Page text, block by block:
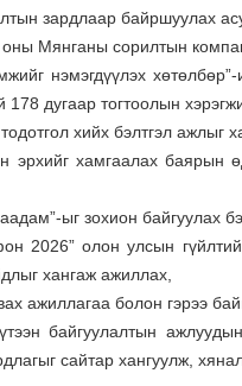
зардлаар байршуулах
Мянганы сорилтын
нэмэгдүүлэх
178 дугаар тогтоолын
хийх бэлтгэл ажлыг
эрхийг хамгаалах баярын
ыг зохион байгуулах
2026” олон улсын
хангаж ажиллах,
ажиллагаа болон гэрээ
байгуулалтын
сайтар хангуулж,